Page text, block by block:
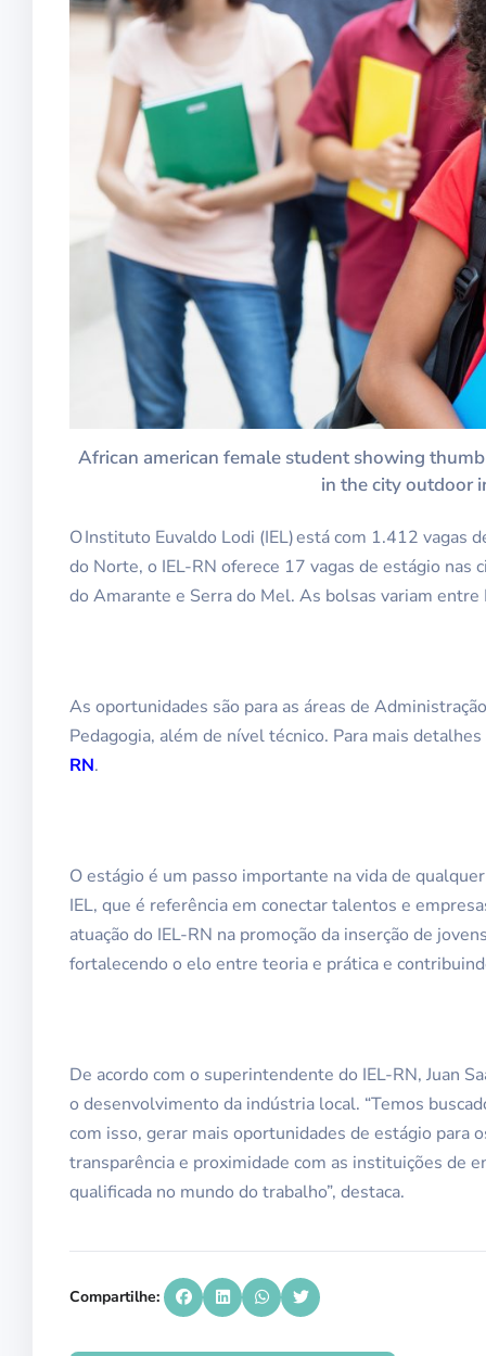
African american female student showing
in the city outdoor
O Instituto Euvaldo Lodi (IEL) está com 1.412 vagas
do Norte, o IEL-RN oferece 17 vagas de estágio nas
do Amarante e Serra do Mel. As bolsas variam
As oportunidades são para as áreas de
Pedagogia, além de nível técnico. Para mais
RN.
O estágio é um passo importante na vida de
IEL, que é referência em conectar talentos e
atuação do IEL-RN na promoção da inserção de
fortalecendo o elo entre teoria e prática e
De acordo com o superintendente do IEL-RN, Juan
o desenvolvimento da indústria local. “Temos
com isso, gerar mais oportunidades de estágio para
transparência e proximidade com as instituições de
qualificada no mundo do trabalho”, destaca.
Compartilhe: